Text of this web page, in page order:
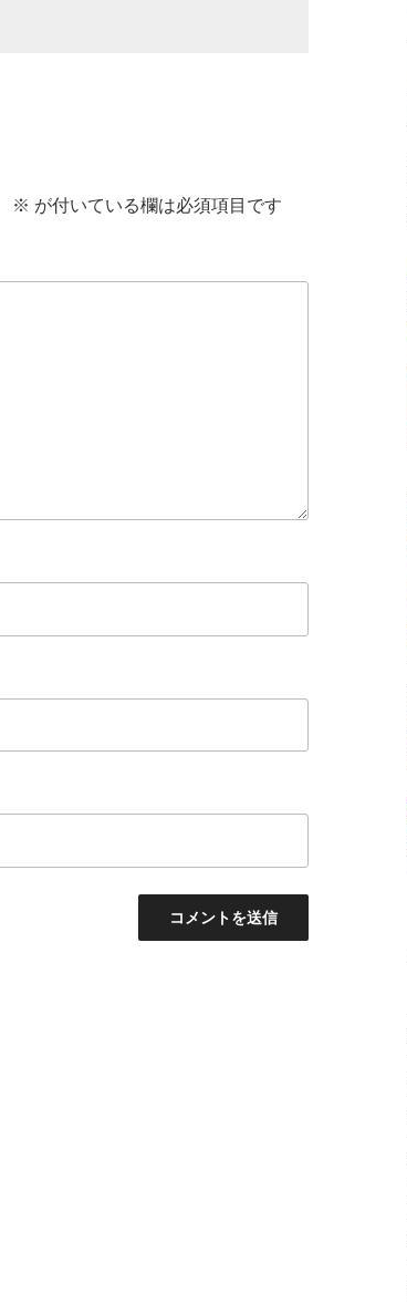
※ が付いている欄は必須項目です